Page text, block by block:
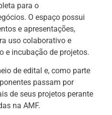
para o
O espaço possui
e apresentações,
uso colaborativo e
e incubação de projetos.
de edital e, como parte
passam por
de seus projetos perante
na AMF.